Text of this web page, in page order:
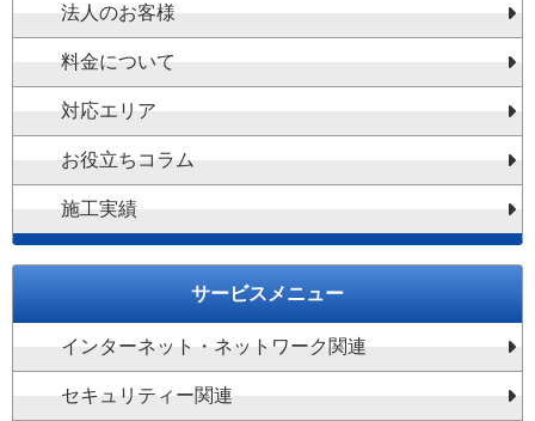
法人のお客様
料金について
対応エリア
お役立ちコラム
施工実績
サービスメニュー
インターネット・ネットワーク関連
セキュリティー関連